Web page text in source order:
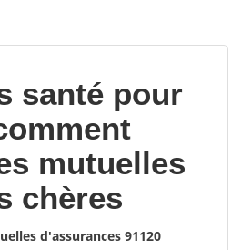
santé pour
mutuelles
chères
d'assurances 91120